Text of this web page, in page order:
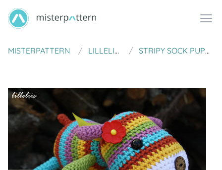
MISTERPATTERN LILLELIIS STRIPY SOCK PUPPY